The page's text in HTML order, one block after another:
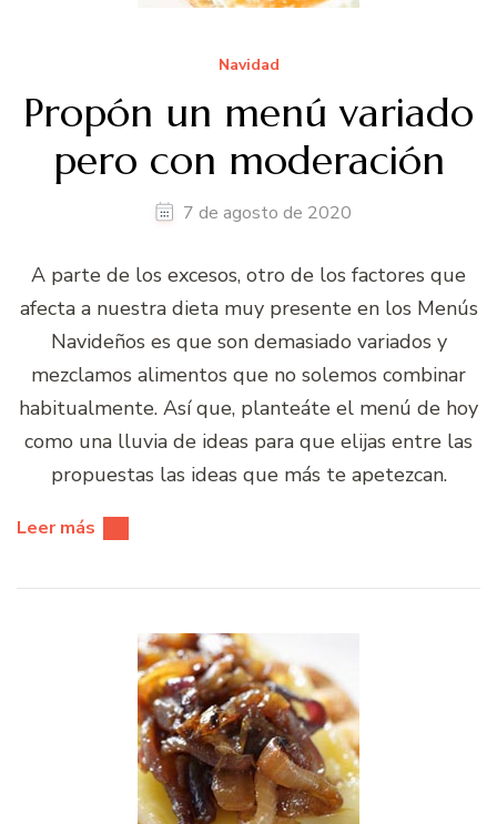
Navidad
Propón un menú variado
pero con moderación
7 de agosto de 2020
A parte de los excesos, otro de los factores que
afecta a nuestra dieta muy presente en los Menús
Navideños es que son demasiado variados y
mezclamos alimentos que no solemos combinar
habitualmente. Así que, planteáte el menú de hoy
como una lluvia de ideas para que elijas entre las
propuestas las ideas que más te apetezcan.
Leer más